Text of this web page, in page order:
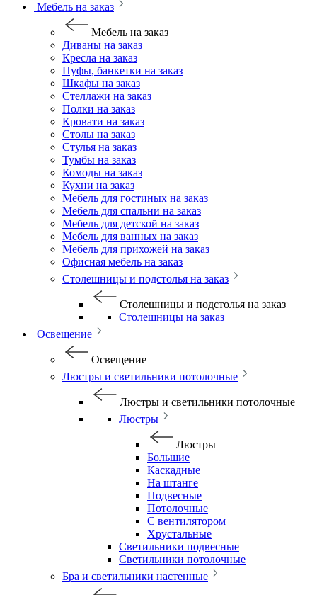
Мебель на заказ
Мебель на заказ
Диваны на заказ
Кресла на заказ
Пуфы, банкетки на заказ
Шкафы на заказ
Стеллажи на заказ
Полки на заказ
Кровати на заказ
Столы на заказ
Стулья на заказ
Тумбы на заказ
Комоды на заказ
Кухни на заказ
Мебель для гостиных на заказ
Мебель для спальни на заказ
Мебель для детской на заказ
Мебель для ванных на заказ
Мебель для прихожей на заказ
Офисная мебель на заказ
Столешницы и подстолья на заказ
Столешницы и подстолья на заказ
Столешницы на заказ
Освещение
Освещение
Люстры и светильники потолочные
Люстры и светильники потолочные
Люстры
Люстры
Большие
Каскадные
На штанге
Подвесные
Потолочные
С вентилятором
Хрустальные
Светильники подвесные
Светильники потолочные
Бра и светильники настенные